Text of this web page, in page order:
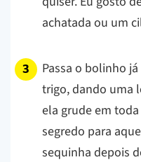
achatada ou um
Passa o bolinho
trigo, dando uma
ela grude em
segredo para
sequinha depois